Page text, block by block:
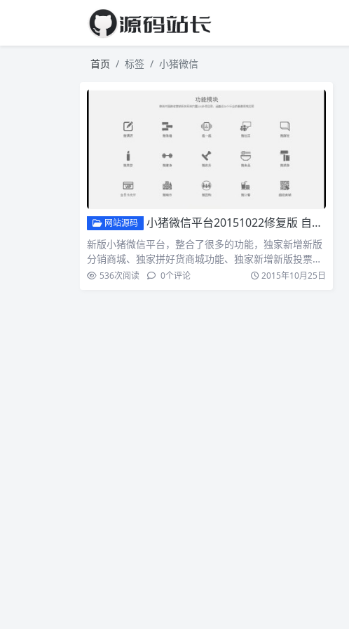
首页 标签 小猪微信
网站源码 小猪微信平台20151022修复版 自动获取粉丝信息+自动定位+库存管理+h5动态模板+开源
新版小猪微信平台，整合了很多的功能，独家新增新版
分销商城、独家拼好货商城功能、独家新增新版投票系
统，先关注，后…
536次阅读 0个评论 2015年10月25日